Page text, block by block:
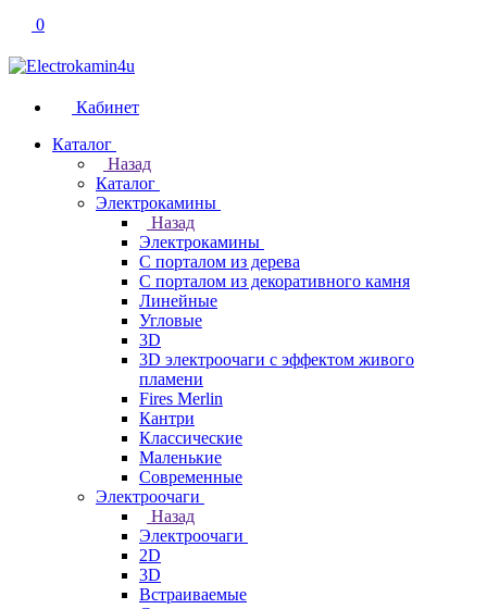
0
Кабинет
Каталог
Назад
Каталог
Электрокамины
Назад
Электрокамины
С порталом из дерева
С порталом из декоративного камня
Линейные
Угловые
3D
3D электроочаги с эффектом живого
пламени
Fires Merlin
Кантри
Классические
Маленькие
Современные
Электроочаги
Назад
Электроочаги
2D
3D
Встраиваемые